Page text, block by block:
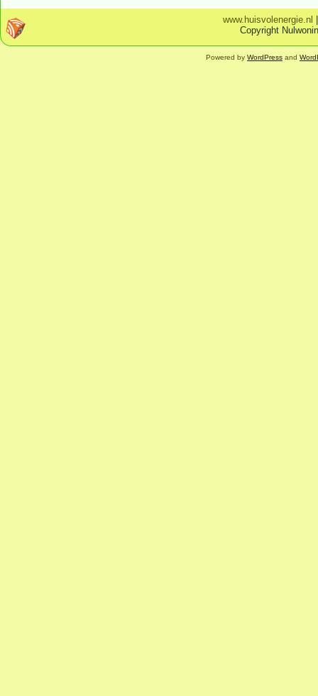
www.huisvolenergie.nl
Copyright
Powered by WordPress and